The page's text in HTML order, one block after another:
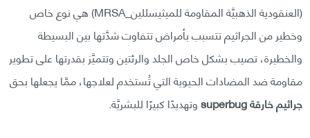
(العنقودية الذهبيَّة المقاومة للميثيسللين_MRSA) هي نوع خاص
وخطير من الجراثيم تتسبب بأمراض تتفاوت شدَّتها بين البسيطة
والخطيرة، تصيب بشكل خاص الجلد والرئتين وتتميَّز بقدرتها على تطوير
مقاومة ضد المضادات الحيوية التي تُستخدم لعلاجها، ممَّا يجعلها بحق
جراثيم خارقةsuperbugوتهديدًا كبيرًا للبشريَّة.